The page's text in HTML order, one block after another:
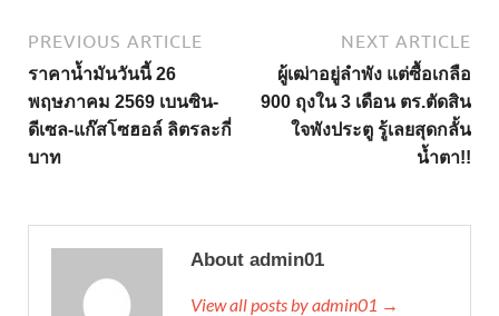
PREVIOUS ARTICLE
ราคาน้ำมันวันนี้ 26
พฤษภาคม 2569 เบนซิน-
ดีเซล-แก๊สโซฮอล์ ลิตรละกี่
บาท
NEXT ARTICLE
ผู้เฒ่าอยู่ลำพัง แต่ซื้อเกลือ
900 ถุงใน 3 เดือน ตร.ตัดสิน
ใจพังประตู รู้เลยสุดกลั้น
น้ำตา!!
About admin01
View all posts by admin01 →